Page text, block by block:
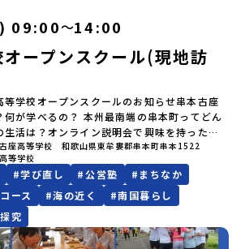
リシーやむを得ない参加お取り消しの場
て対応させていただきます。ご了承くださ
旅行代金】・21日目にあたる日以前：無
％・7日目-2日目：30％・プログラム開始日
ラム開始日当日：50％・ご連絡無しでの不参
後の解除：100％・催行中止について天候な
を見合わせる可能性があります。その場合
までにご連絡いたします。又、最少催行人数
開催日3週間前までに催行中止の旨をメール
・よくあるご質問その他、よくあるご質問
認ください。運営団体について＜プログラ
地域・教育魅力化プラットフォーム＞「意志
可能な地域・社会をつくる」というビジョ
島根県に設立した教育事業団体です。日本
携しながら、中学卒業後に地域の枠を越えて生
ただけません。その場合は、
メールを受信できるよう設定をお願いいた
個別のお問合せにはお答えしておりません
・お申し込みについてお申込はお一人様1回
トフォンからお申込ください。申込後の内容
申込時は、メールアドレスの入力間違いにご
について１室に複数(同性2～4名程度)で宿泊
事アレルギー対応について個別の詳細なア
お応えしかねる場合がございます。対応が必
相談ください。・参加取消や急遽参加でき
参加決定後の参加お取り消しはご遠慮下さ
り消しの場合はお早めに事務局までご連絡く
ポリシーやむを得ない参加お取り消しの場
て対応させていただきます。ご了承くださ
の前日＜8月2日＞から、【キャンセルのご連
く旅行代金】・21日目にあたる日以前：無
2年生、中学3年生【宿泊先】ペンションき
～4名程度)で宿泊いただく予定です。【旅行
含まれる費用のうち、以下の内容が無料と
泊分）・プログラム内のアクティビティ・体
*以下の費用は参加者のご負担となります・集
・お土産代や自由時間の個人飲食費などの
最大10名（お申し込み多数の場合は抽選の
お申し込み多数の場合は、締め切り後1週間
絡いたします。【申し込み締切】6月8日
日(月) 12：00まで疑問も不安もワクワクに
域留学」ステップアップ説明会プログラムの
や、お申し込みを迷われている方向けに
信を行います。知りたい情報のレベルに合
テップをご活用ください。【STEP 1】全体
カイブ動画を公開中！）〜まずは「おため
のイベントにも出展して広く地元の方へ届
。今回のプログラムでは、この取り組みを
に夕食づくりを体験。地域の食文化と向き合
を聞くことができます🎵先輩たちとの交流
ヒント」が見つかるきっかけになります。そ
ャルな魅力がギュッと詰まった北海道標津町
り、五感で感じるフィールドワークをしな
き物」「伝統的な産業と人々の暮らし」の魅
ませんか？体験のおすすめポイント体験プロ
日目＞（PM）「オリエンテーション・自己
ン科学館見学」 -「鮭の聖地・しべつ」の歴
夕食」 -高校生も一緒にみんなで夕食「1日
目＞（AM）「 ポー川史跡公園散策または渓
の縄文文化に触れる -渓流釣りで自然を満
」 -地元の方との交流「自由時間：海の公
かたる！」 -高校生との交流「みんなで
09:00〜14:00
ープンスクール(現地訪
学校オープンスクールのお知らせ串本古座
何が学べるの？ 本州最南端の串本町ってどん
生活は？オンライン説明会で興味を持った
たい方、ぜひ串本古座高校のオープンスク
か？学校の雰囲気や町の魅力を思いっきり
す！オープンスクールの内容：授業体験：実
学びの楽しさを感じてください。クラブ体
活動を体験・見学して、学校生活の一端を
宿舎見学：3年間の住まいとなる寄宿舎の様
別相談コーナー：進学や学校生活についての
座高等学校 和歌山県東牟婁郡串本町串本1522
等学校
#学び直し #公営塾 # まちなか
ース #海の近く #南国暮らし
究